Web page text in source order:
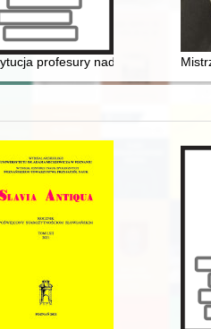
polskiej wolności
profesury nadzwyczajnej w